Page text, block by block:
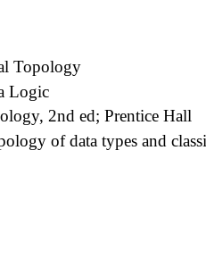
Topology
Logic
2nd ed; Prentice Hall
of data types and